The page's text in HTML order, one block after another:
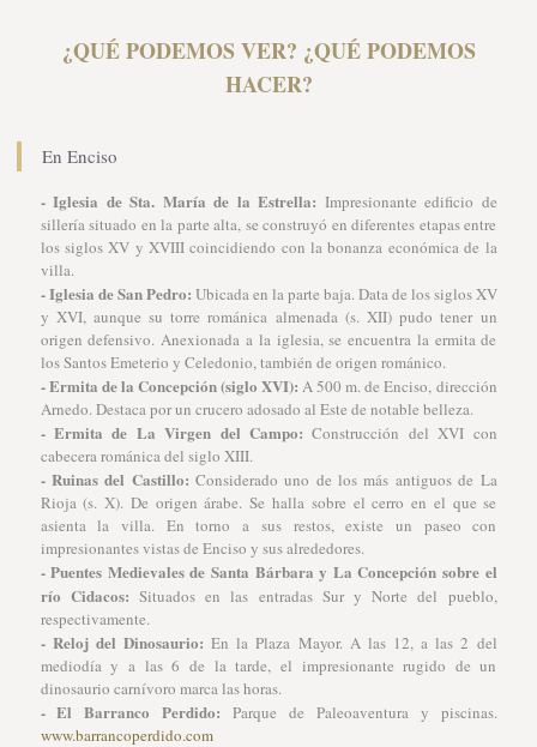
¿QUÉ PODEMOS VER? ¿QUÉ PODEMOS
HACER?
En Enciso
- Iglesia de Sta. María de la Estrella: Impresionante edificio de
sillería situado en la parte alta, se construyó en diferentes etapas entre
los siglos XV y XVIII coincidiendo con la bonanza económica de la
villa.
- Iglesia de San Pedro: Ubicada en la parte baja. Data de los siglos XV
y XVI, aunque su torre románica almenada (s. XII) pudo tener un
origen defensivo. Anexionada a la iglesia, se encuentra la ermita de
los Santos Emeterio y Celedonio, también de origen románico.
- Ermita de la Concepción (siglo XVI): A 500 m. de Enciso, dirección
Arnedo. Destaca por un crucero adosado al Este de notable belleza.
- Ermita de La Virgen del Campo: Construcción del XVI con
cabecera románica del siglo XIII.
- Ruinas del Castillo: Considerado uno de los más antiguos de La
Rioja (s. X). De origen árabe. Se halla sobre el cerro en el que se
asienta la villa. En torno a sus restos, existe un paseo con
impresionantes vistas de Enciso y sus alrededores.
- Puentes Medievales de Santa Bárbara y La Concepción sobre el
río Cidacos: Situados en las entradas Sur y Norte del pueblo,
respectivamente.
- Reloj del Dinosaurio: En la Plaza Mayor. A las 12, a las 2 del
mediodía y a las 6 de la tarde, el impresionante rugido de un
dinosaurio carnívoro marca las horas.
- El Barranco Perdido: Parque de Paleoaventura y piscinas.
www.barrancoperdido.com